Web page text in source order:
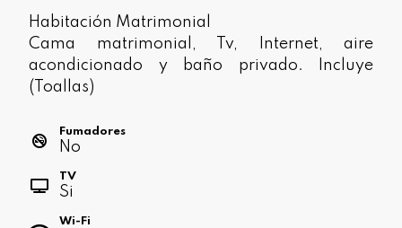
Habitación Matrimonial
Cama matrimonial, Tv, Internet, aire
acondicionado y baño privado. Incluye
(Toallas)
Fumadores
No
TV
Si
Wi-Fi